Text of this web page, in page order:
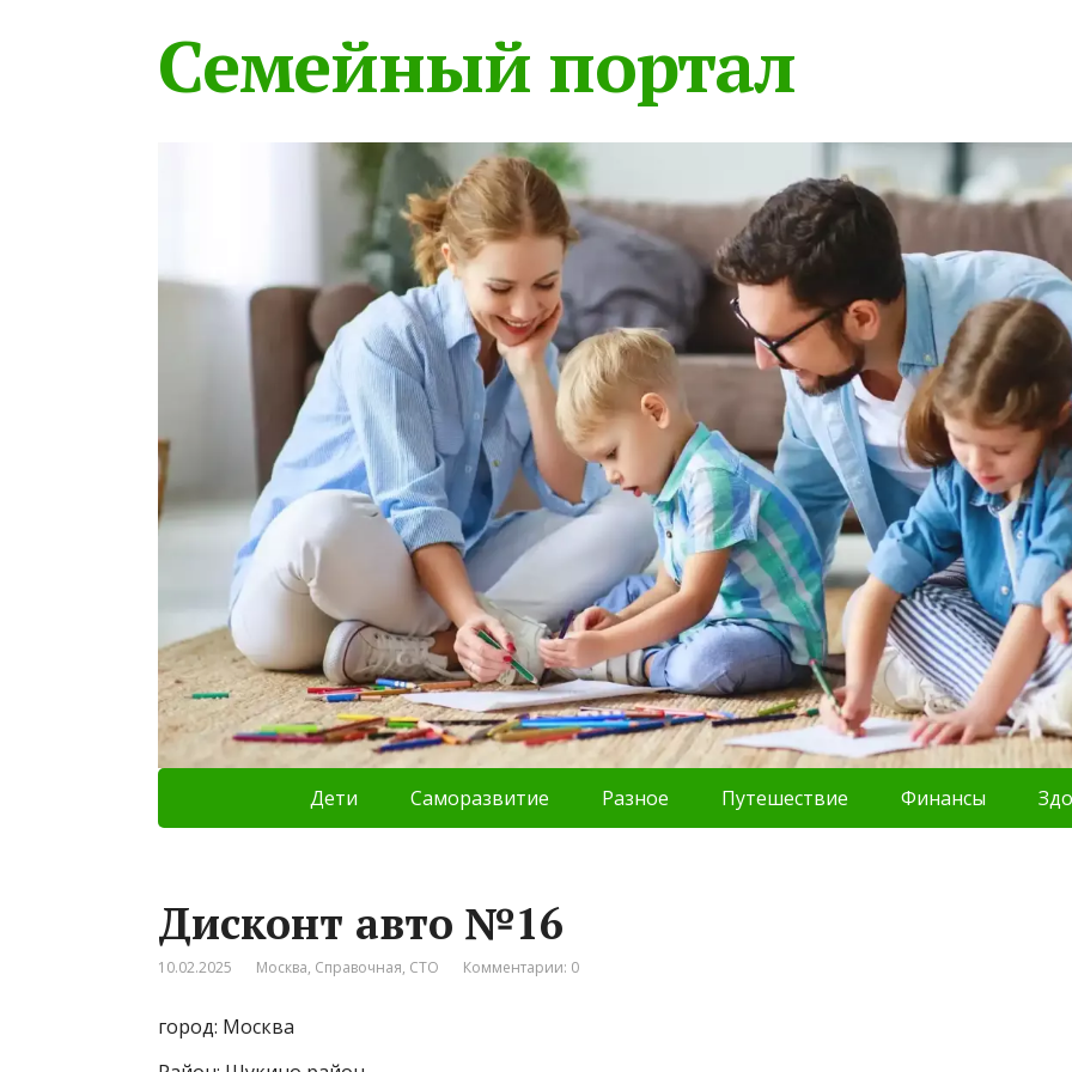
Семейный портал
Дети Саморазвитие Разное Путешествие Финансы
Дисконт авто №16
10.02.2025 Москва, Справочная, СТО Комментарии: 0
город: Москва